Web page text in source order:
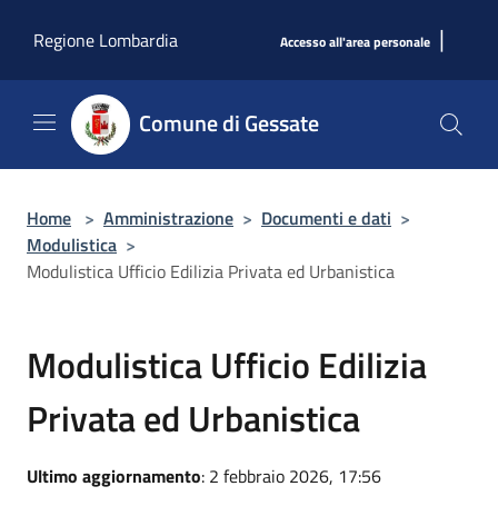
Regione Lombardia
Accesso all'area personale |
Comune di Gessate
Home > Amministrazione > Documenti e dati >
Modulistica >
Modulistica Ufficio Edilizia Privata ed Urbanistica
Modulistica Ufficio Edilizia
Privata ed Urbanistica
Ultimo aggiornamento: 2 febbraio 2026, 17:56